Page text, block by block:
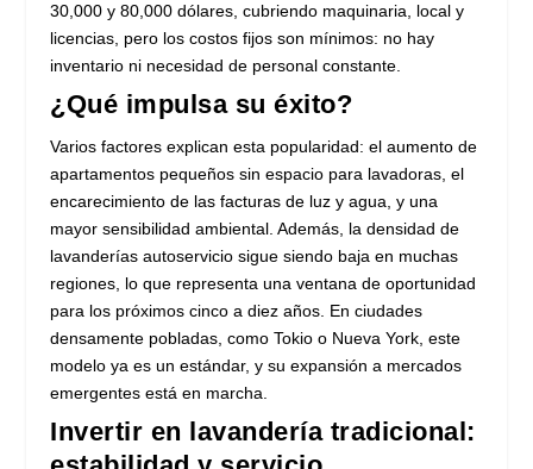
30,000 y 80,000 dólares, cubriendo maquinaria, local y
licencias, pero los costos fijos son mínimos: no hay
inventario ni necesidad de personal constante.
¿Qué impulsa su éxito?
Varios factores explican esta popularidad: el aumento de
apartamentos pequeños sin espacio para lavadoras, el
encarecimiento de las facturas de luz y agua, y una
mayor sensibilidad ambiental. Además, la densidad de
lavanderías autoservicio sigue siendo baja en muchas
regiones, lo que representa una ventana de oportunidad
para los próximos cinco a diez años. En ciudades
densamente pobladas, como Tokio o Nueva York, este
modelo ya es un estándar, y su expansión a mercados
emergentes está en marcha.
Invertir en lavandería tradicional: